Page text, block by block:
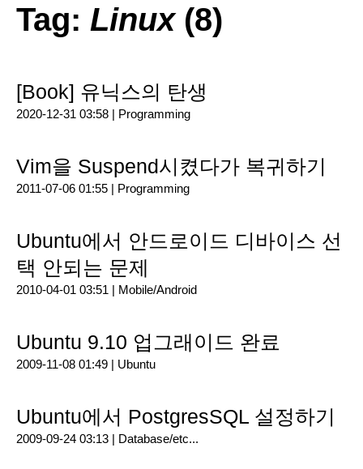
Tag: Linux(8)
[Book] 유닉스의 탄생
2020-12-31 03:58 | Programming
Vim을 Suspend시켰다가 복귀하기
2011-07-06 01:55 | Programming
Ubuntu에서 안드로이드 디바이스 선
택 안되는 문제
2010-04-01 03:51 | Mobile/Android
Ubuntu 9.10 업그래이드 완료
2009-11-08 01:49 | Ubuntu
Ubuntu에서 PostgresSQL 설정하기
2009-09-24 03:13 | Database/etc...